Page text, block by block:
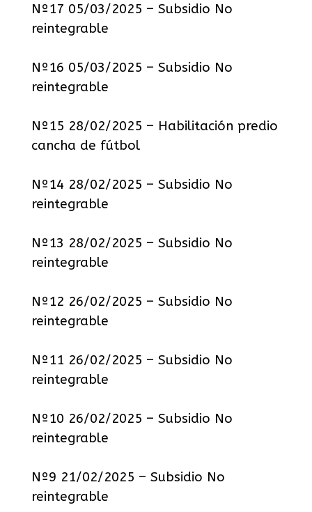
Nº17 05/03/2025 – Subsidio No
reintegrable
Nº16 05/03/2025 – Subsidio No
reintegrable
Nº15 28/02/2025 – Habilitación predio
cancha de fútbol
Nº14 28/02/2025 – Subsidio No
reintegrable
Nº13 28/02/2025 – Subsidio No
reintegrable
Nº12 26/02/2025 – Subsidio No
reintegrable
Nº11 26/02/2025 – Subsidio No
reintegrable
Nº10 26/02/2025 – Subsidio No
reintegrable
Nº9 21/02/2025 – Subsidio No
reintegrable